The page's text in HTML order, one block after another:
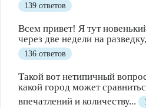
139 ответов
Всем привет! Я тут
через две недели на
136 ответов
Такой вот нетипичный
какой город может
впечатлений и количеству...